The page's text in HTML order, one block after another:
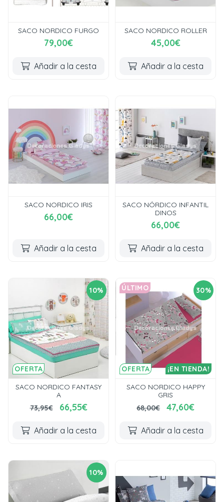
SACO NORDICO FURGO
79,00€
Añadir a la cesta
SACO NORDICO ROLLER
45,00€
Añadir a la cesta
SACO NORDICO IRIS
66,00€
Añadir a la cesta
SACO NÓRDICO INFANTIL
DINOS
66,00€
Añadir a la cesta
10%
OFERTA
SACO NORDICO FANTASY
A
73,95€
66,55€
Añadir a la cesta
30%
OFERTA ¡EN TIENDA!
ÚLTIMO
SACO NORDICO HAPPY
GRIS
68,00€
47,60€
Añadir a la cesta
10%